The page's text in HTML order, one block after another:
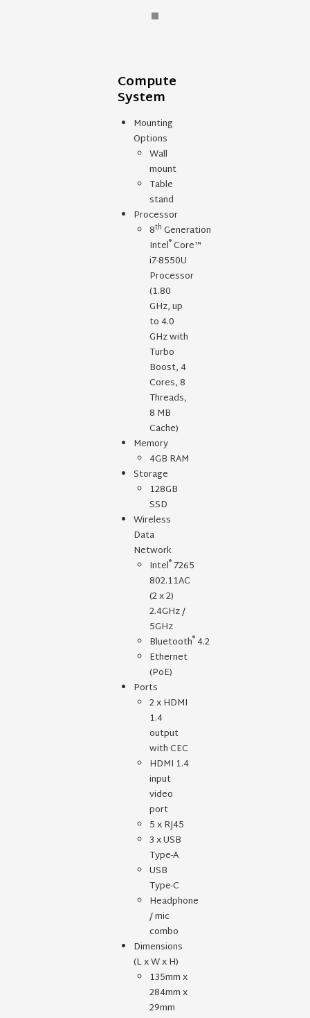
Compute
System
Mounting
Options
Wall
mount
Table
stand
Processor
8th Generation
Intel®Core™
i7-8550U
Processor
(1.80
GHz, up
to 4.0
GHz with
Turbo
Boost, 4
Cores, 8
Threads,
8 MB
Cache)
Memory
4GB RAM
Storage
128GB
SSD
Wireless
Data
Network
Intel®7265
802.11AC
(2 x 2)
2.4GHz /
5GHz
Bluetooth®4.2
Ethernet
(PoE)
Ports
2 x HDMI
1.4
output
with CEC
HDMI 1.4
input
video
port
5 x RJ45
3 x USB
Type-A
USB
Type-C
Headphone
/ mic
combo
Dimensions
(L x W x H)
135mm x
284mm x
29mm